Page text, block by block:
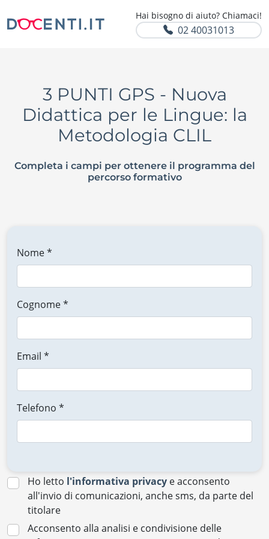
Hai bisogno di aiuto? Chiamaci!
02 40031013
3 PUNTI GPS - Nuova
Didattica per le Lingue: la
Metodologia CLIL
Completa i campi per ottenere il programma del
percorso formativo
Nome *
Cognome *
Email *
Telefono *
Ho letto l'informativa privacy e acconsento
all'invio di comunicazioni, anche sms, da parte del
titolare
Acconsento alla analisi e condivisione delle